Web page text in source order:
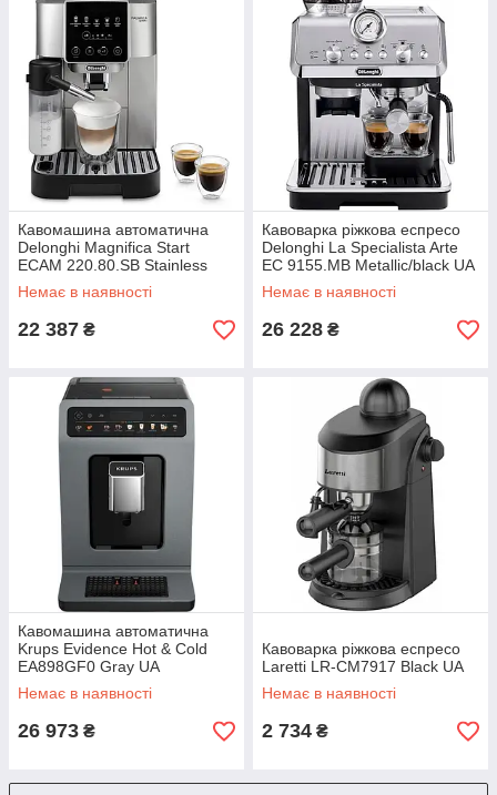
Кавомашина автоматична
Delonghi Magnifica Start
ECAM 220.80.SB Stainless
steel UA
Немає в наявності
22 387 ₴
Кавоварка ріжкова еспресо
Delonghi La Specialista Arte
EC 9155.MB Metallic/black UA
Немає в наявності
26 228 ₴
Кавомашина автоматична
Krups Evidence Hot & Cold
EA898GF0 Gray UA
Немає в наявності
26 973 ₴
Кавоварка ріжкова еспресо
Laretti LR-CM7917 Black UA
Немає в наявності
2 734 ₴